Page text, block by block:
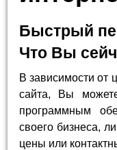
Быстрый
Что Вы
В зависимости от
сайта, Вы
программным
своего бизнеса,
цены или